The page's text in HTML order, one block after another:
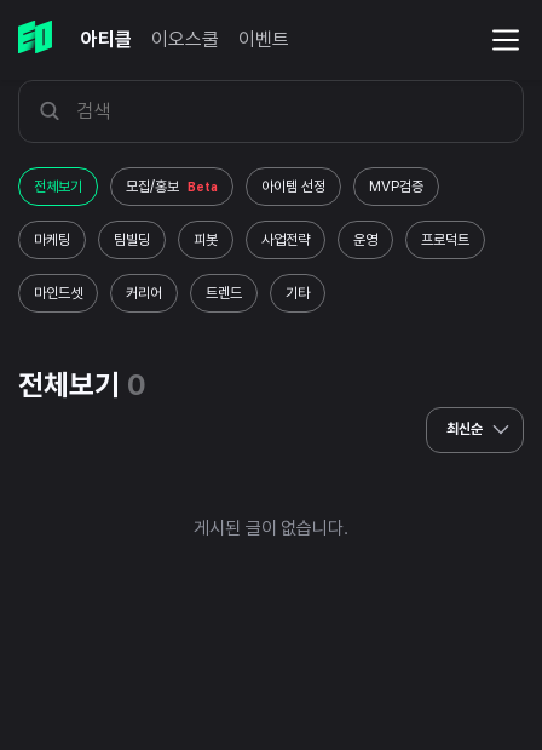
아티클 이오스쿨 이벤트
전체보기 모집/홍보 Beta 아이템 선정 MVP검증
마케팅 팀빌딩 피봇 사업전략 운영 프로덕트
마인드셋 커리어 트렌드 기타
전체보기 0
최신순
게시된 글이 없습니다.